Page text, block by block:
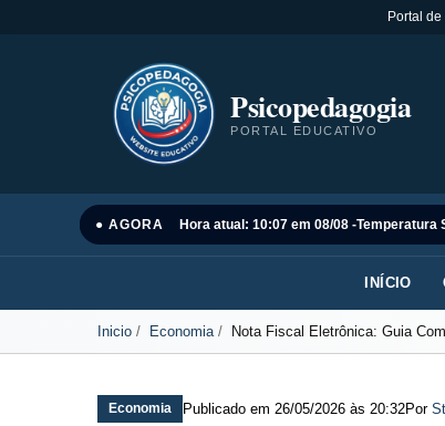
Portal
Psicopedagogia
PORTAL EDUCATIVO
● AGORA Hora atual: 10:07 em 08/08 -Temperatura
INÍCIO
Inicio Economia Nota Fiscal Eletrônica: Guia
Economia Publicado em 26/05/2026 às 20:32Por